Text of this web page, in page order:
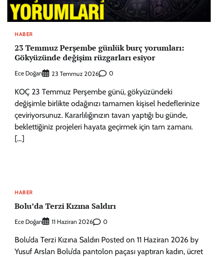
HABER
23 Temmuz Perşembe günlük burç yorumları:
Gökyüzünde değişim rüzgarları esiyor
Ece Doğan 23 Temmuz 2026 0
KOÇ 23 Temmuz Perşembe günü, gökyüzündeki
değişimle birlikte odağınızı tamamen kişisel hedeflerinize
çeviriyorsunuz. Kararlılığınızın tavan yaptığı bu günde,
beklettiğiniz projeleri hayata geçirmek için tam zamanı.
[…]
HABER
Bolu’da Terzi Kızına Saldırı
Ece Doğan 11 Haziran 2026 0
Bolu’da Terzi Kızına Saldırı Posted on 11 Haziran 2026 by
Yusuf Arslan Bolu’da pantolon paçası yaptıran kadın, ücret